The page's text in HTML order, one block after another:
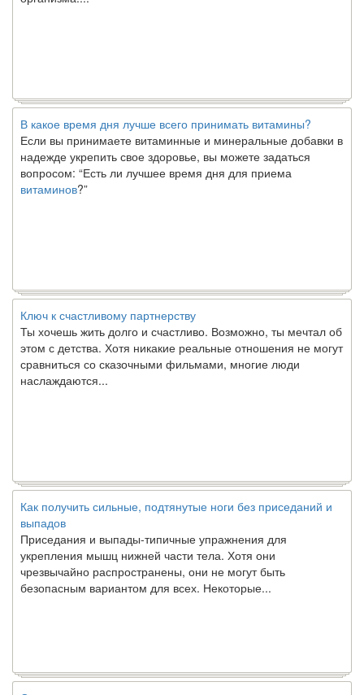
В какое время дня лучше всего принимать витамины?
Если вы принимаете витаминные и минеральные добавки в
надежде укрепить свое здоровье, вы можете задаться
вопросом: “Есть ли лучшее время дня для приема
витаминов ?”
Ключ к счастливому партнерству
Ты хочешь жить долго и счастливо. Возможно, ты мечтал об
этом с детства. Хотя никакие реальные отношения не могут
сравниться со сказочными фильмами, многие люди
наслаждаются...
Как получить сильные, подтянутые ноги без приседаний и
выпадов
Приседания и выпады-типичные упражнения для
укрепления мышц нижней части тела. Хотя они
чрезвычайно распространены, они не могут быть
безопасным вариантом для всех. Некоторые...
Создана программа предсказывающая смерть человека с